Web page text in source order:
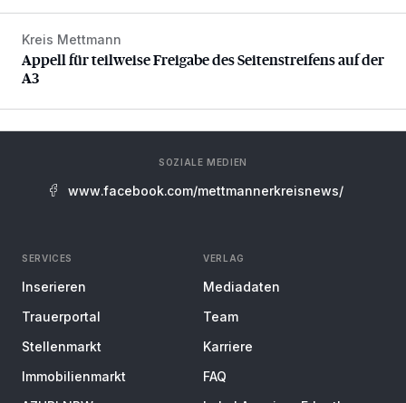
Appell für teilweise Freigabe des Seitenstreifens auf der A3
Kreis Mettmann
Appell für teilweise Freigabe des Seitenstreifens auf der
A3
SOZIALE MEDIEN
www.facebook.com/mettmannerkreisnews/
SERVICES
Inserieren
Trauerportal
Stellenmarkt
Immobilienmarkt
VERLAG
Mediadaten
Team
Karriere
FAQ